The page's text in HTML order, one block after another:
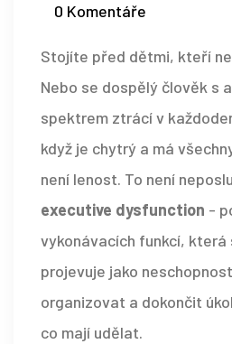
0 Komentáře
Stojíte před dětmi, kteří
Nebo se dospělý člověk s
spektrem ztrácí v
když je chytrý a má
není lenost. To není
executive dysfunction -
vykonávacích funkcí, která
projevuje jako
organizovat a dokončit
co mají udělat.